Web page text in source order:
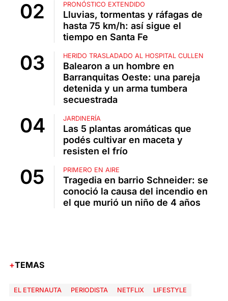
PRONÓSTICO EXTENDIDO
Lluvias, tormentas y ráfagas de
hasta 75 km/h: así sigue el
tiempo en Santa Fe
HERIDO TRASLADADO AL HOSPITAL CULLEN
Balearon a un hombre en
Barranquitas Oeste: una pareja
detenida y un arma tumbera
secuestrada
JARDINERÍA
Las 5 plantas aromáticas que
podés cultivar en maceta y
resisten el frío
PRIMERO EN AIRE
Tragedia en barrio Schneider: se
conoció la causa del incendio en
el que murió un niño de 4 años
TEMAS
EL ETERNAUTA PERIODISTA NETFLIX LIFESTYLE